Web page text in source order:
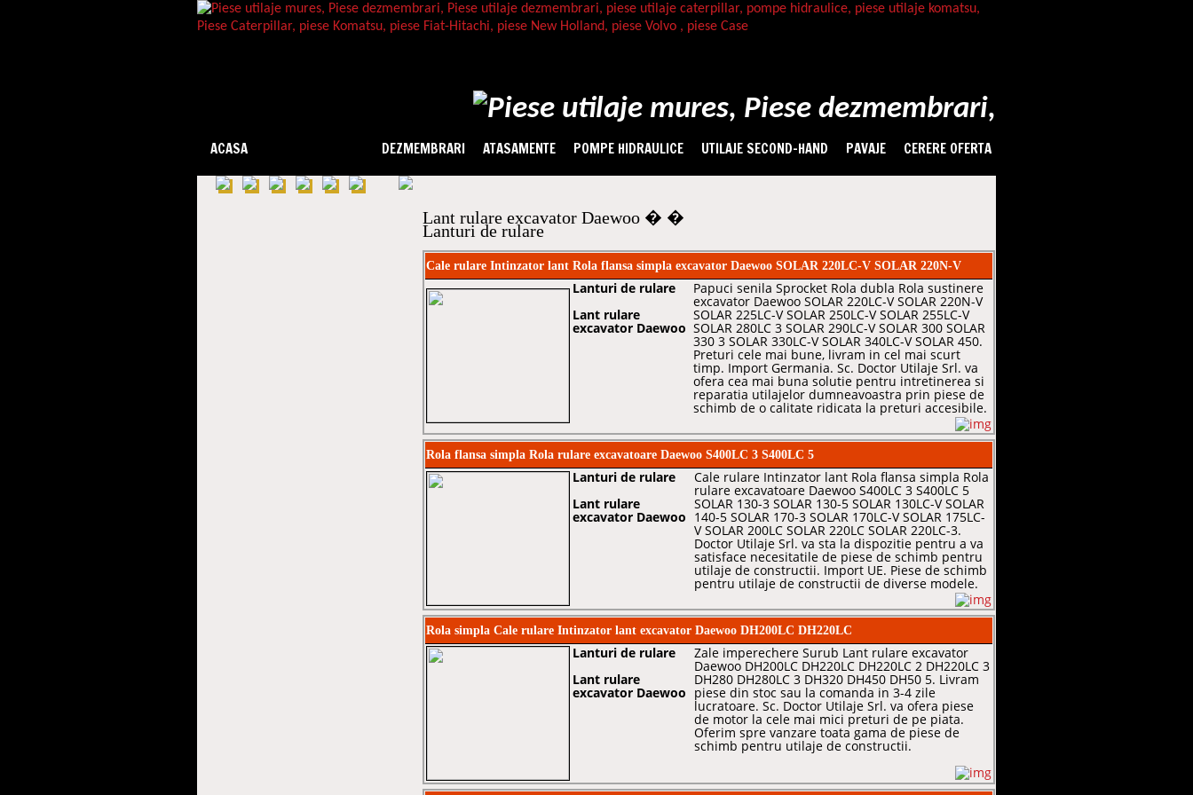
ACASA DEZMEMBRARI ATASAMENTE POMPE HIDRAULICE UTILAJE SECOND-HAND PAVAJE CERERE OFERTA
Lant rulare excavator Daewoo � �
Lanturi de rulare
Cale rulare Intinzator lant Rola flansa simpla excavator Daewoo SOLAR 220LC-V SOLAR 220N-V
Lanturi de rulare
Lant rulare
excavator Daewoo
Papuci senila Sprocket Rola dubla Rola sustinere
excavator Daewoo SOLAR 220LC-V SOLAR 220N-V
SOLAR 225LC-V SOLAR 250LC-V SOLAR 255LC-V
SOLAR 280LC 3 SOLAR 290LC-V SOLAR 300 SOLAR
330 3 SOLAR 330LC-V SOLAR 340LC-V SOLAR 450.
Preturi cele mai bune, livram in cel mai scurt
timp. Import Germania. Sc. Doctor Utilaje Srl. va
ofera cea mai buna solutie pentru intretinerea si
reparatia utilajelor dumneavoastra prin piese de
schimb de o calitate ridicata la preturi accesibile.
Rola flansa simpla Rola rulare excavatoare Daewoo S400LC 3 S400LC 5
Lanturi de rulare
Lant rulare
excavator Daewoo
Cale rulare Intinzator lant Rola flansa simpla Rola
rulare excavatoare Daewoo S400LC 3 S400LC 5
SOLAR 130-3 SOLAR 130-5 SOLAR 130LC-V SOLAR
140-5 SOLAR 170-3 SOLAR 170LC-V SOLAR 175LC-
V SOLAR 200LC SOLAR 220LC SOLAR 220LC-3.
Doctor Utilaje Srl. va sta la dispozitie pentru a va
satisface necesitatile de piese de schimb pentru
utilaje de constructii. Import UE. Piese de schimb
pentru utilaje de constructii de diverse modele.
Rola simpla Cale rulare Intinzator lant excavator Daewoo DH200LC DH220LC
Lanturi de rulare
Lant rulare
excavator Daewoo
Zale imperechere Surub Lant rulare excavator
Daewoo DH200LC DH220LC DH220LC 2 DH220LC 3
DH280 DH280LC 3 DH320 DH450 DH50 5. Livram
piese din stoc sau la comanda in 3-4 zile
lucratoare. Sc. Doctor Utilaje Srl. va ofera piese
de motor la cele mai mici preturi de pe piata.
Oferim spre vanzare toata gama de piese de
schimb pentru utilaje de constructii.